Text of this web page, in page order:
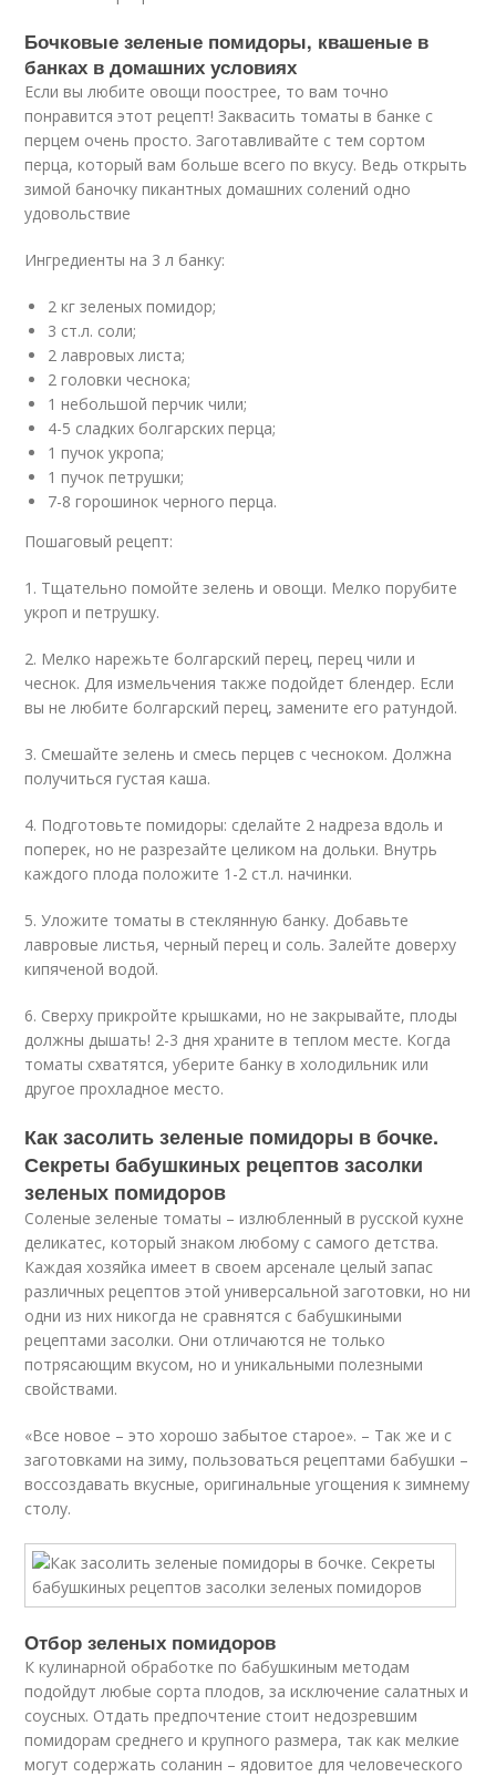
Бочковые зеленые помидоры, квашеные в
банках в домашних условиях
Если вы любите овощи поострее, то вам точно
понравится этот рецепт! Заквасить томаты в банке с
перцем очень просто. Заготавливайте с тем сортом
перца, который вам больше всего по вкусу. Ведь открыть
зимой баночку пикантных домашних солений одно
удовольствие
Ингредиенты на 3 л банку:
2 кг зеленых помидор;
3 ст.л. соли;
2 лавровых листа;
2 головки чеснока;
1 небольшой перчик чили;
4-5 сладких болгарских перца;
1 пучок укропа;
1 пучок петрушки;
7-8 горошинок черного перца.
Пошаговый рецепт:
1. Тщательно помойте зелень и овощи. Мелко порубите
укроп и петрушку.
2. Мелко нарежьте болгарский перец, перец чили и
чеснок. Для измельчения также подойдет блендер. Если
вы не любите болгарский перец, замените его ратундой.
3. Смешайте зелень и смесь перцев с чесноком. Должна
получиться густая каша.
4. Подготовьте помидоры: сделайте 2 надреза вдоль и
поперек, но не разрезайте целиком на дольки. Внутрь
каждого плода положите 1-2 ст.л. начинки.
5. Уложите томаты в стеклянную банку. Добавьте
лавровые листья, черный перец и соль. Залейте доверху
кипяченой водой.
6. Сверху прикройте крышками, но не закрывайте, плоды
должны дышать! 2-3 дня храните в теплом месте. Когда
томаты схватятся, уберите банку в холодильник или
другое прохладное место.
Как засолить зеленые помидоры в бочке.
Секреты бабушкиных рецептов засолки
зеленых помидоров
Соленые зеленые томаты – излюбленный в русской кухне
деликатес, который знаком любому с самого детства.
Каждая хозяйка имеет в своем арсенале целый запас
различных рецептов этой универсальной заготовки, но ни
одни из них никогда не сравнятся с бабушкиными
рецептами засолки. Они отличаются не только
потрясающим вкусом, но и уникальными полезными
свойствами.
«Все новое – это хорошо забытое старое». – Так же и с
заготовками на зиму, пользоваться рецептами бабушки –
воссоздавать вкусные, оригинальные угощения к зимнему
столу.
Отбор зеленых помидоров
К кулинарной обработке по бабушкиным методам
подойдут любые сорта плодов, за исключение салатных и
соусных. Отдать предпочтение стоит недозревшим
помидорам среднего и крупного размера, так как мелкие
могут содержать соланин – ядовитое для человеческого